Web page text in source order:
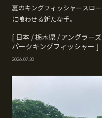
夏のキングフィッシャースロー
に喰わせる新たな手。
[ 日本 / 栃木県 / アングラーズ
パークキングフィッシャー ]
2026.07.30